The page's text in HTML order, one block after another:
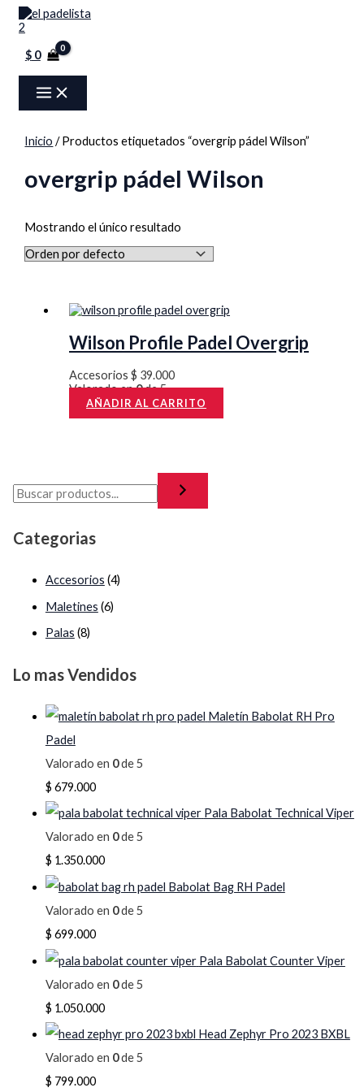
contenido
$0
MENU
Categorias
Accesorios (4)
Maletines (6)
Palas (8)
Lo mas Vendidos
Maletín Babolat RH Pro
Padel
Valorado en 0de 5
$ 679.000
Pala Babolat Technical Viper
Valorado en 0de 5
$ 1.350.000
Babolat Bag RH Padel
Valorado en 0de 5
$ 699.000
Pala Babolat Counter Viper
Valorado en 0de 5
$ 1.050.000
Head Zephyr Pro 2023 BXBL
Valorado en 0de 5
$ 799.000
Inicio / Productos etiquetados “overgrip pádel Wilson”
overgrip pádel Wilson
Mostrando el único resultado
Wilson Profile Padel Overgrip
Accesorios$ 39.000
Valorado en0de 5
AÑADIR AL CARRITO
Menú